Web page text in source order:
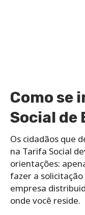
Como se
Social de
Os cidadãos que
na Tarifa Social
orientações:
fazer a
empresa
onde você reside.